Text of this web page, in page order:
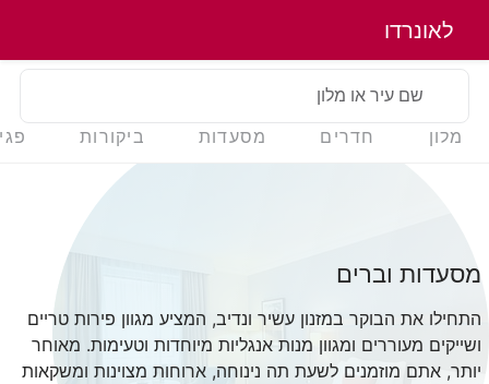
לאונרדו
שם עיר או מלון
מלון חדרים מסעדות ביקורות
מסעדות וברים
התחילו את הבוקר במזנון עשיר ונדיב, המציע מגוון פירות טריים
ושייקים מעוררים ומגוון מנות אנגליות מיוחדות וטעימות. מאוחר
יותר, אתם מוזמנים לשעת תה נינוחה, ארוחות מצוינות ומשקאות